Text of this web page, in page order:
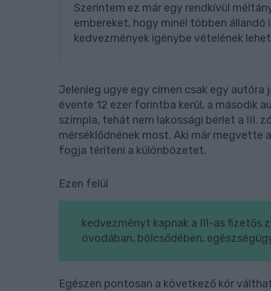
Szerintem ez már egy rendkívül
embereket, hogy minél többen állandó
kedvezmények igénybe vételének
Jelenleg ugye egy címen csak egy autóra
évente 12 ezer forintba kerül, a második
szimpla, tehát nem lakossági bérlet a III.
mérséklődnének most. Aki már megvette
fogja téríteni a különbözetet.
Ezen felül
kedvezményt kapnak a III-as fizetős
óvodában, bölcsődében,
Egészen pontosan a következő kör